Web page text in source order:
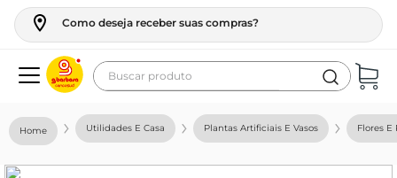
Como deseja receber suas compras?
Buscar produto
Utilidades E Casa Plantas Artificiais E Vasos Flores
geladeira